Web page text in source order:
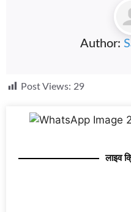
Author:
Post Views: 29
लाइव